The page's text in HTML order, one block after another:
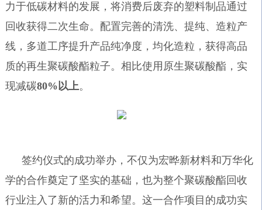
力于低碳材料的发展，将消费后废弃的塑料制品通过
回收获得二次生命。配置完善的清洗、提纯、造粒产
线，多道工序提升产品纯净度，均化造粒，获得高品
质的再生聚碳酸酯粒子。相比使用原生聚碳酸酯，实
现减碳80%以上。
签约仪式的成功举办，不仅为宏晔新材料和万华化
学的合作奠定了坚实的基础，也为整个聚碳酸酯回收
行业注入了新的活力和希望。这一合作项目的成功实